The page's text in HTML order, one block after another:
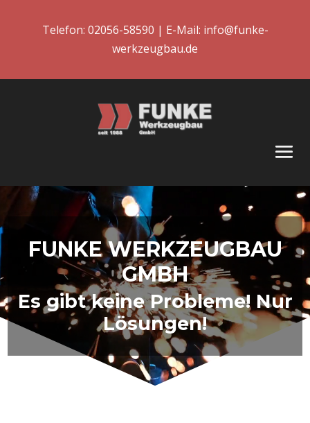
Telefon: 02056-58590 | E-Mail: info@funke-
werkzeugbau.de
Video-
Player
FUNKE WERKZEUGBAU
GMBH
Es gibt keine Probleme! Nur
Lösungen!